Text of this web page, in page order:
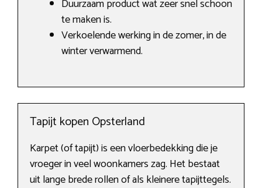
Duurzaam product wat zeer snel schoon
te maken is.
Verkoelende werking in de zomer, in de
winter verwarmend.
Tapijt kopen Opsterland
Karpet (of tapijt) is een vloerbedekking die je
vroeger in veel woonkamers zag. Het bestaat
uit lange brede rollen of als kleinere tapijttegels.